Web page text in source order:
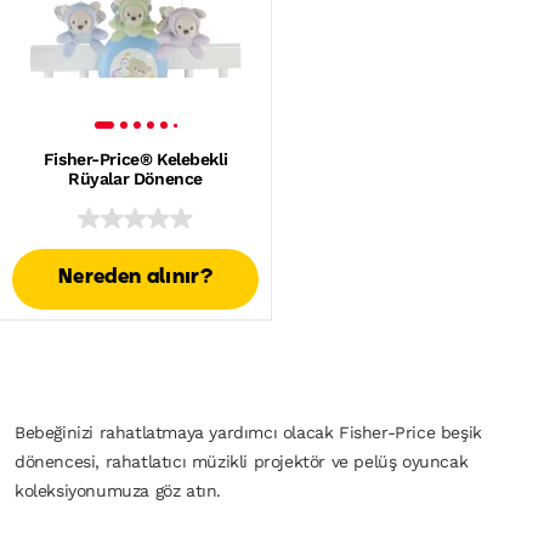
Fisher-Price® Kelebekli
Rüyalar Dönence
Nereden alınır?
Bebeğinizi rahatlatmaya yardımcı olacak Fisher-Price beşik
dönencesi, rahatlatıcı müzikli projektör ve pelüş oyuncak
koleksiyonumuza göz atın.